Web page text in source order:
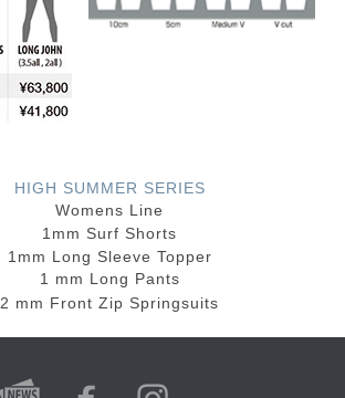
HIGH SUMMER SERIES
Womens Line
1mm Surf Shorts
1mm Long Sleeve Topper
1 mm Long Pants
2 mm Front Zip Springsuits